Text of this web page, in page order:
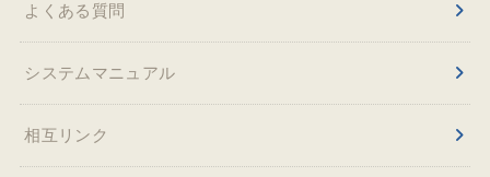
よくある質問
システムマニュアル
相互リンク